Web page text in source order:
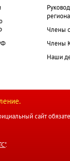
Члены
Члены
Наши
сайт
.